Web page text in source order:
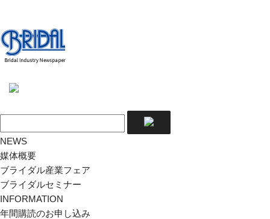
NEWS
媒体概要
ブライダル産業フェア
ブライダルセミナー
INFORMATION
年間購読のお申し込み